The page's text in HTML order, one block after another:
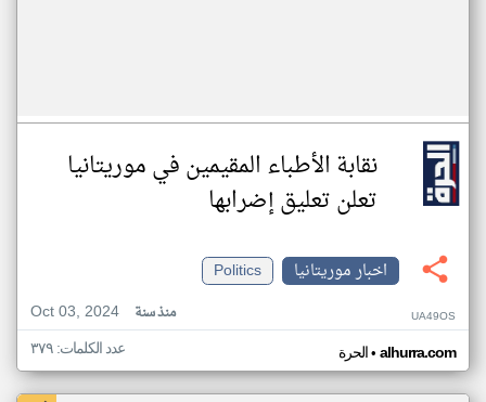
نقابة الأطباء المقيمين في موريتانيا
تعلن تعليق إضرابها
اخبار موريتانيا
Politics
Oct 03, 2024
منذ سنة UA49OS
الحرة• alhurra.com عدد الكلمات: ٣٧٩